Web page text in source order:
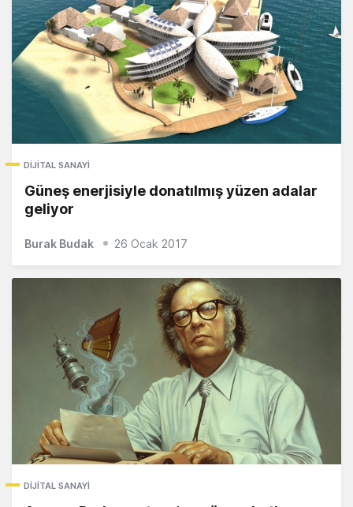
DIJITAL SANAYI
Güneş enerjisiyle donatılmış yüzen adalar
geliyor
Burak Budak 26 Ocak 2017
DIJITAL SANAYI